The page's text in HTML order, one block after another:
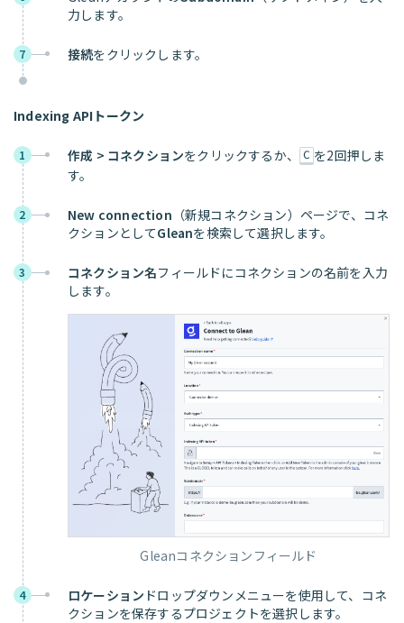
力します。
7 接続をクリックします。
Indexing APIトークン
1 作成 > コネクションをクリックするか、 C を2回押しま
す。
2 New connection （新規コネクション）ページで、コネ
クションとしてGleanを検索して選択します。
3 コネクション名フィールドにコネクションの名前を入力
します。
Gleanコネクションフィールド
4 ロケーション ドロップダウンメニューを使用して、コネ
クションを保存するプロジェクトを選択します。